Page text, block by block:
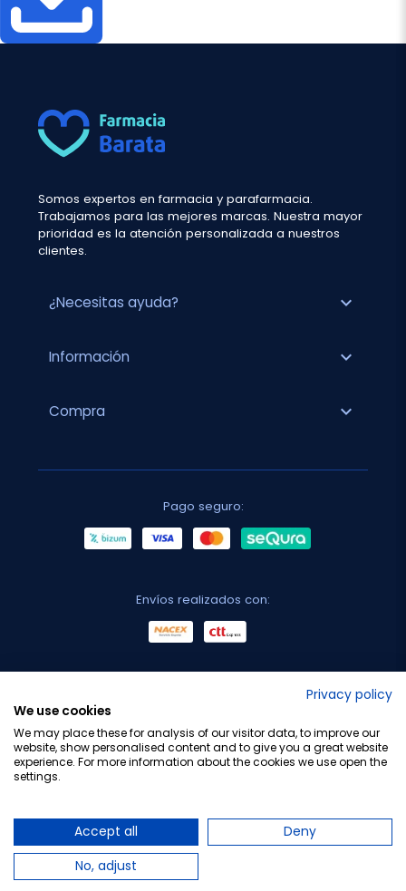
Somos expertos en farmacia y parafarmacia.
Trabajamos para las mejores marcas. Nuestra mayor
prioridad es la atención personalizada a nuestros
clientes.
¿Necesitas ayuda? expand_more
Información expand_more
Compra expand_more
Pago seguro:
Envíos realizados con:
Privacy policy
We use cookies
We may place these for analysis of our visitor data, to improve our
website, show personalised content and to give you a great website
experience. For more information about the cookies we use open the
settings.
Accept all
Deny
No, adjust